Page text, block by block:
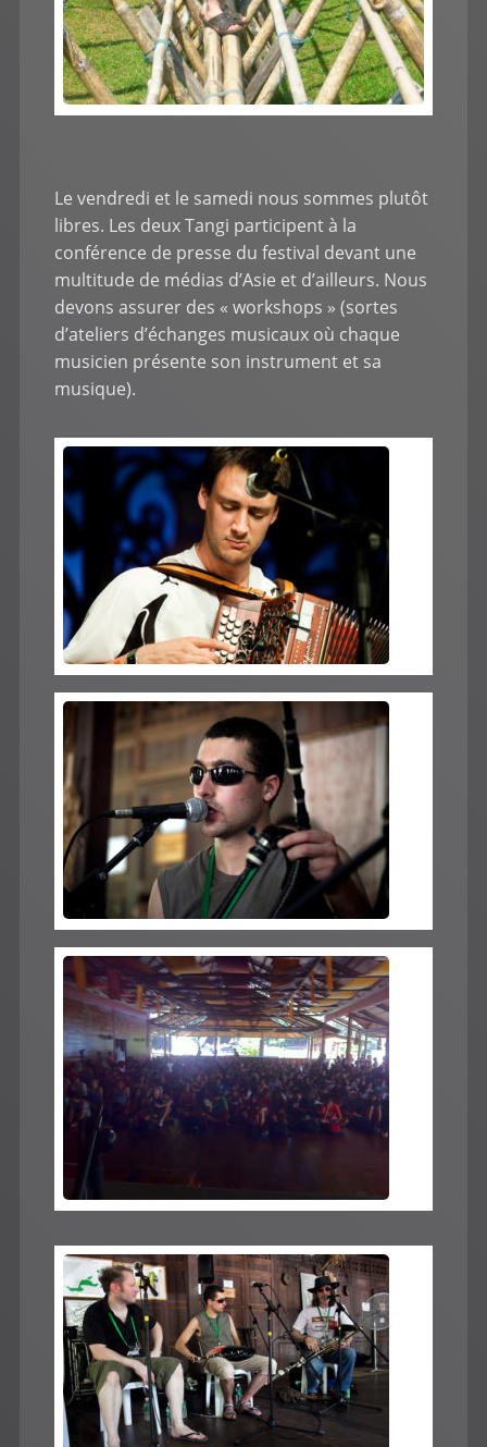
Le vendredi et le samedi nous sommes plutôt
libres. Les deux Tangi participent à la
conférence de presse du festival devant une
multitude de médias d’Asie et d’ailleurs. Nous
devons assurer des « workshops » (sortes
d’ateliers d’échanges musicaux où chaque
musicien présente son instrument et sa
musique).